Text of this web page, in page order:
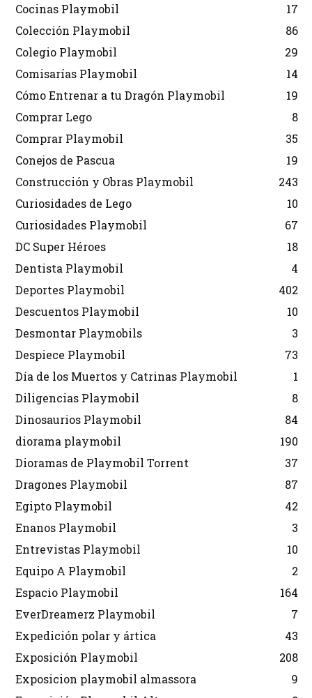
Cocinas Playmobil
17
Colección Playmobil
86
Colegio Playmobil
29
Comisarías Playmobil
14
Cómo Entrenar a tu Dragón Playmobil
19
Comprar Lego
8
Comprar Playmobil
35
Conejos de Pascua
19
Construcción y Obras Playmobil
243
Curiosidades de Lego
10
Curiosidades Playmobil
67
DC Super Héroes
18
Dentista Playmobil
4
Deportes Playmobil
402
Descuentos Playmobil
10
Desmontar Playmobils
3
Despiece Playmobil
73
Día de los Muertos y Catrinas Playmobil
1
Diligencias Playmobil
8
Dinosaurios Playmobil
84
diorama playmobil
190
Dioramas de Playmobil Torrent
37
Dragones Playmobil
87
Egipto Playmobil
42
Enanos Playmobil
3
Entrevistas Playmobil
10
Equipo A Playmobil
2
Espacio Playmobil
164
EverDreamerz Playmobil
7
Expedición polar y ártica
43
Exposición Playmobil
208
Exposicion playmobil almassora
9